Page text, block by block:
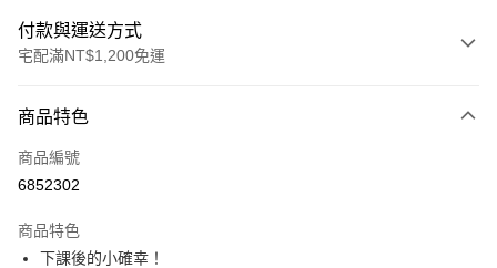
付款與運送方式
宅配滿NT$1,200免運
信用卡一次付款
LINE Pay
悠遊付
商品特色
商品編號
6852302
商品特色
下課後的小確幸！